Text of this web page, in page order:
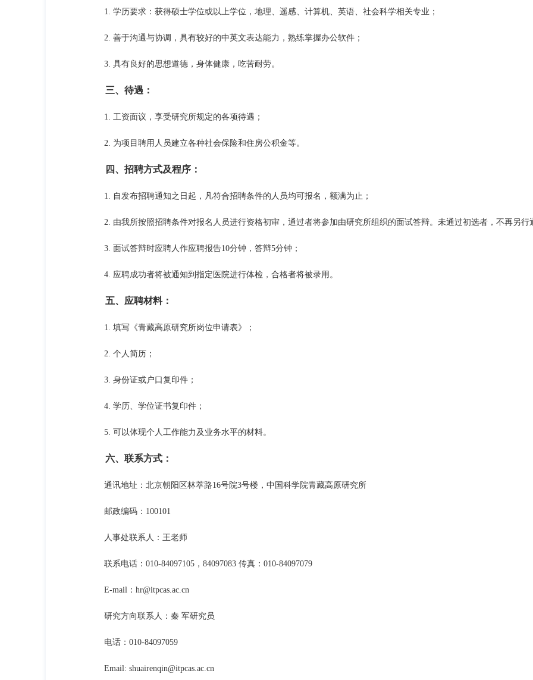
1. 学历要求：获得硕士学位或以上学位，地理、遥感、计算机、英语、社会科学相关专业；
2. 善于沟通与协调，具有较好的中英文表达能力，熟练掌握办公软件；
3. 具有良好的思想道德，身体健康，吃苦耐劳。
三、待遇：
1. 工资面议，享受研究所规定的各项待遇；
2. 为项目聘用人员建立各种社会保险和住房公积金等。
四、招聘方式及程序：
1. 自发布招聘通知之日起，凡符合招聘条件的人员均可报名，额满为止；
2. 由我所按照招聘条件对报名人员进行资格初审，通过者将参加由研究所组织的面试答辩。未通过初选者，不再另行
3. 面试答辩时应聘人作应聘报告10分钟，答辩5分钟；
4. 应聘成功者将被通知到指定医院进行体检，合格者将被录用。
五、应聘材料：
1. 填写《青藏高原研究所岗位申请表》；
2. 个人简历；
3. 身份证或户口复印件；
4. 学历、学位证书复印件；
5. 可以体现个人工作能力及业务水平的材料。
六、联系方式：
通讯地址：北京朝阳区林萃路16号院3号楼，中国科学院青藏高原研究所
邮政编码：100101
人事处联系人：王老师
联系电话：010-84097105，84097083 传真：010-84097079
E-mail：hr@itpcas.ac.cn
研究方向联系人：秦 军研究员
电话：010-84097059
Email: shuairenqin@itpcas.ac.cn